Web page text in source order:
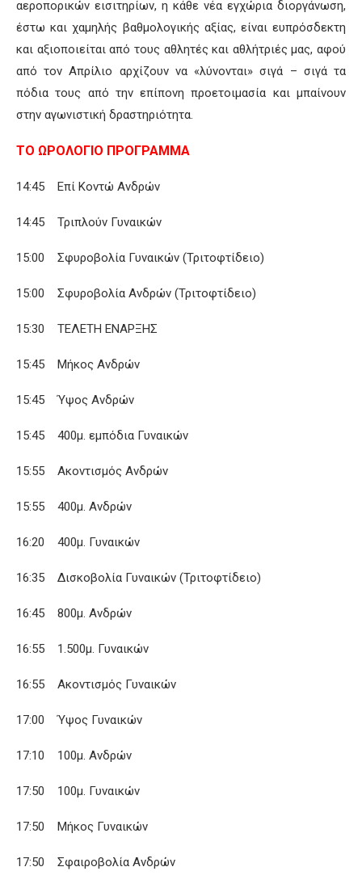
αεροπορικών εισιτηρίων, η κάθε νέα εγχώρια διοργάνωση,
έστω και χαμηλής βαθμολογικής αξίας, είναι ευπρόσδεκτη
και αξιοποιείται από τους αθλητές και αθλήτριές μας, αφού
από τον Απρίλιο αρχίζουν να «λύνονται» σιγά – σιγά τα
πόδια τους από την επίπονη προετοιμασία και μπαίνουν
στην αγωνιστική δραστηριότητα.
ΤΟ ΩΡΟΛΟΓΙΟ ΠΡΟΓΡΑΜΜΑ
14:45 Επί Κοντώ Ανδρών
14:45 Τριπλούν Γυναικών
15:00 Σφυροβολία Γυναικών (Τριτοφτίδειο)
15:00 Σφυροβολία Ανδρών (Τριτοφτίδειο)
15:30 ΤΕΛΕΤΗ ΕΝΑΡΞΗΣ
15:45 Μήκος Ανδρών
15:45 Ύψος Ανδρών
15:45 400μ. εμπόδια Γυναικών
15:55 Ακοντισμός Ανδρών
15:55 400μ. Ανδρών
16:20 400μ. Γυναικών
16:35 Δισκοβολία Γυναικών (Τριτοφτίδειο)
16:45 800μ. Ανδρών
16:55 1.500μ. Γυναικών
16:55 Ακοντισμός Γυναικών
17:00 Ύψος Γυναικών
17:10 100μ. Ανδρών
17:50 100μ. Γυναικών
17:50 Μήκος Γυναικών
17:50 Σφαιροβολία Ανδρών